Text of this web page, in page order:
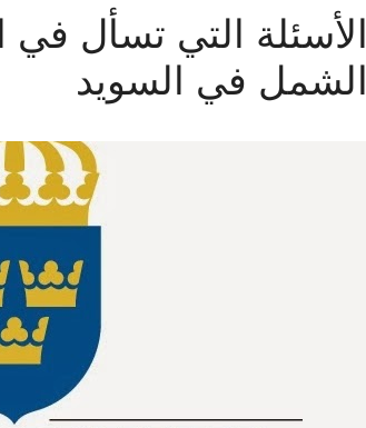
الأسئلة التي تسأل في
الشمل في السويد